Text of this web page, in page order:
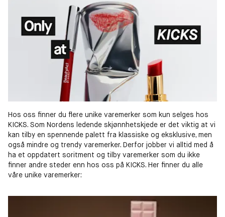
Hos oss finner du flere unike varemerker som kun selges hos
KICKS. Som Nordens ledende skjønnhetskjede er det viktig at vi
kan tilby en spennende palett fra klassiske og eksklusive, men
også mindre og trendy varemerker. Derfor jobber vi alltid med å
ha et oppdatert soritment og tilby varemerker som du ikke
finner andre steder enn hos oss på KICKS. Her finner du alle
våre unike varemerker: